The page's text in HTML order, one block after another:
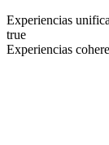
Experiencias
true
Experiencias